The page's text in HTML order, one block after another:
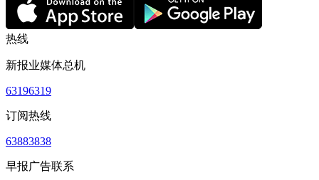
热线
新报业媒体总机
63196319
订阅热线
63883838
早报广告联系